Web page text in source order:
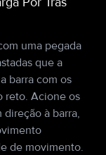
uma pegada
que a
barra com os
reto. Acione os
à barra,
de movimento.